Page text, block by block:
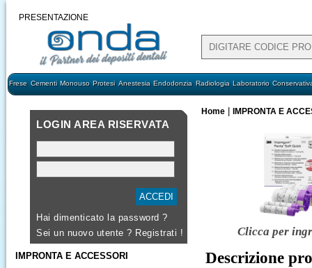
PRESENTAZIONE
Frese Cementi Monouso Protesi Anestesia Endodonzia Radiologia Laboratorio
LOGIN AREA RISERVATA
Hai dimenticato la password ?
Sei un nuovo utente ? Registrati !
IMPRONTA E ACCESSORI
Home IMPRONTA E
Clicca per
Descrizione